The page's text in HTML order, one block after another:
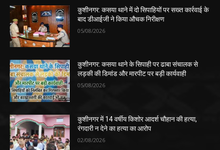
कुशीनगर: कसया थाने में दो सिपाहियों पर सख्त कार्रवाई के
बाद डीआईजी ने किया औचक निरीक्षण
05/08/2026
कुशीनगर: कसया थाने के सिपाही पर ढाबा संचालक से
लड़की की डिमांड और मारपीट पर बड़ी कार्यवाही
05/08/2026
कुशीनगर में 14 वर्षीय किशोर आदर्श चौहान की हत्या,
रंगदारी न देने का हत्या का आरोप
02/08/2026